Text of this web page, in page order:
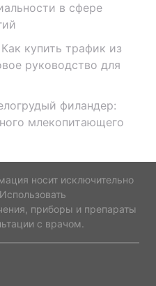
в сфере
Как купить трафик из
руководство для
филандер:
млекопитающего
носит исключительно
приборы и препараты
с врачом.